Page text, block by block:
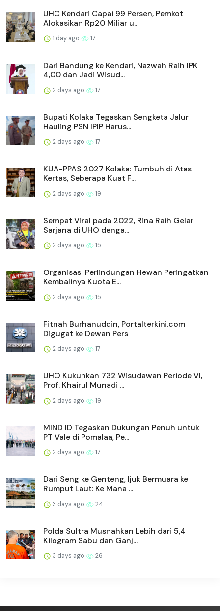
UHC Kendari Capai 99 Persen, Pemkot
Alokasikan Rp20 Miliar u...
1 day ago 17
Dari Bandung ke Kendari, Nazwah Raih IPK
4,00 dan Jadi Wisud...
2 days ago 17
Bupati Kolaka Tegaskan Sengketa Jalur
Hauling PSN IPIP Harus...
2 days ago 17
KUA-PPAS 2027 Kolaka: Tumbuh di Atas
Kertas, Seberapa Kuat F...
2 days ago 19
Sempat Viral pada 2022, Rina Raih Gelar
Sarjana di UHO denga...
2 days ago 15
Organisasi Perlindungan Hewan Peringatkan
Kembalinya Kuota E...
2 days ago 15
Fitnah Burhanuddin, Portalterkini.com
Digugat ke Dewan Pers
2 days ago 17
UHO Kukuhkan 732 Wisudawan Periode VI,
Prof. Khairul Munadi ...
2 days ago 19
MIND ID Tegaskan Dukungan Penuh untuk
PT Vale di Pomalaa, Pe...
2 days ago 17
Dari Seng ke Genteng, Ijuk Bermuara ke
Rumput Laut: Ke Mana ...
3 days ago 24
Polda Sultra Musnahkan Lebih dari 5,4
Kilogram Sabu dan Ganj...
3 days ago 26